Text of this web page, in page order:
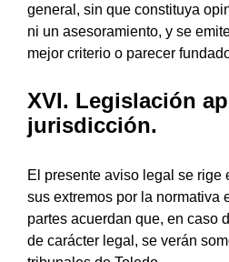
general, sin que constituya
ni un asesoramiento, y se
mejor criterio o parecer
XVI. Legislación
jurisdicción.
El presente aviso legal se rige
sus extremos por la normativa
partes acuerdan que, en caso
de carácter legal, se verán